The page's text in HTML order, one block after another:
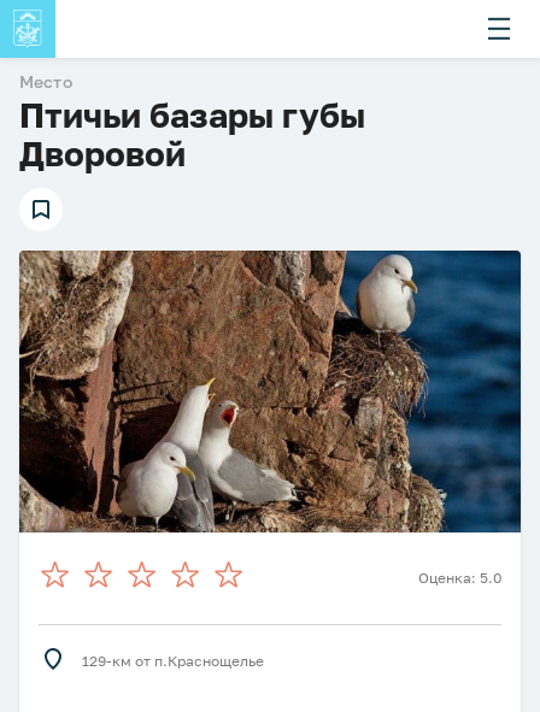
Место
Птичьи базары губы
Дворовой
Оценка: 5.0
129-км от п.Краснощелье